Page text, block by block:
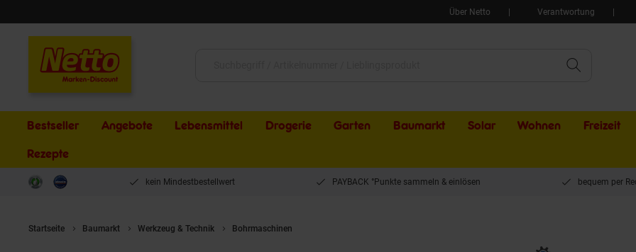
Über Netto Verantwortung
Bestseller Angebote Lebensmittel Drogerie Garten Baumarkt Solar Wohnen Freizeit
Rezepte
kein Mindestbestellwert PAYBACK °Punkte sammeln & einlösen bequem per
Startseite Baumarkt Werkzeug & Technik Bohrmaschinen